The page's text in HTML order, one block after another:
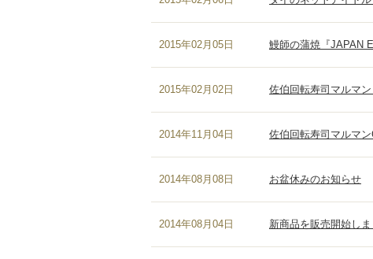
2015年02月05日 鰻師の蒲焼『JAPAN
2015年02月02日 佐伯回転寿司マルマ
2014年11月04日 佐伯回転寿司マルマ
2014年08月08日 お盆休みのお知らせ
2014年08月04日 新商品を販売開始しま